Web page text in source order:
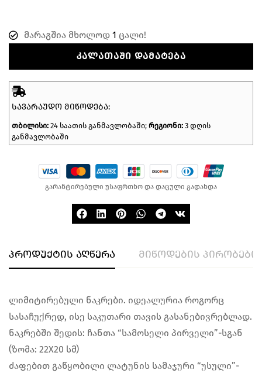
მარაგშია მხოლოდ 1 ცალი!
ᲙᲐᲚᲐᲗᲐᲨᲘ ᲓᲐᲛᲐᲢᲔᲑᲐ
ᲡᲐᲕᲐᲠᲐᲣᲓᲝ ᲛᲘᲬᲝᲓᲔᲑᲐ:
თბილისი: 24 საათის განმავლობაში; რეგიონი: 3 დღის
განმავლობაში
გარანტირებული უსაფრთხო და დაცული გადახდა
პროდუქტის აღწერა მიწოდების პირობები
ლიმიტირებული ნაკრები. იდეალურია როგორც
სასაჩუქრედ, ისე საკუთარი თავის გასანებივრებლად.
ნაკრებში შედის: ჩანთა “სამოსელი პირველი”-სგან
(ზომა: 22X20 სმ)
ძაფებით გაწყობილი ლატუნის სამაჯური “უსული”-